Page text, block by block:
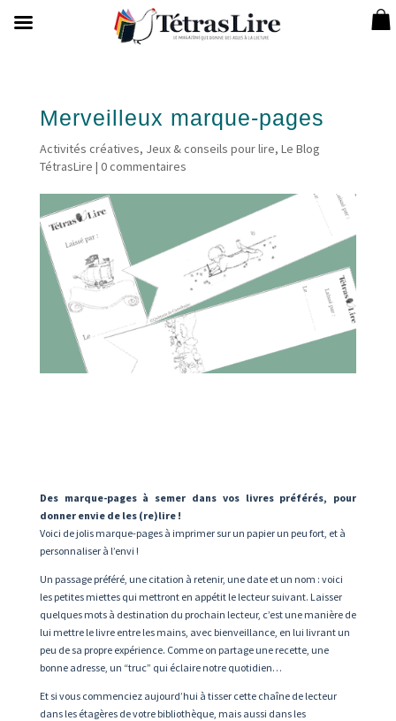
Merveilleux marque-pages
Activités créatives, Jeux & conseils pour lire, Le Blog
TétrasLire | 0 commentaires
Des marque-pages à semer dans vos livres préférés, pour
donner envie de les (re)lire !
Voici de jolis marque-pages à imprimer sur un papier un peu fort, et à
personnaliser à l’envi !
Un passage préféré, une citation à retenir, une date et un nom : voici
les petites miettes qui mettront en appétit le lecteur suivant. Laisser
quelques mots à destination du prochain lecteur, c’est une manière de
lui mettre le livre entre les mains, avec bienveillance, en lui livrant un
peu de sa propre expérience. Comme on partage une recette, une
bonne adresse, un “truc” qui éclaire notre quotidien…
Et si vous commenciez aujourd’hui à tisser cette chaîne de lecteur
dans les étagères de votre bibliothèque, mais aussi dans les